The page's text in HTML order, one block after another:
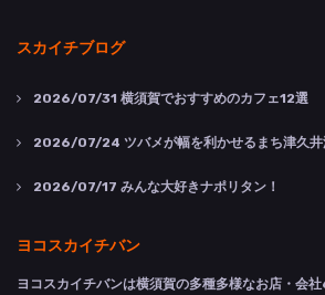
スカイチブログ
2026/07/31 横須賀でおすすめのカフェ12選
2026/07/24 ツバメが幅を利かせるまち津久
2026/07/17 みんな大好きナポリタン！
ヨコスカイチバン
ヨコスカイチバンは横須賀の多種多様なお店・会